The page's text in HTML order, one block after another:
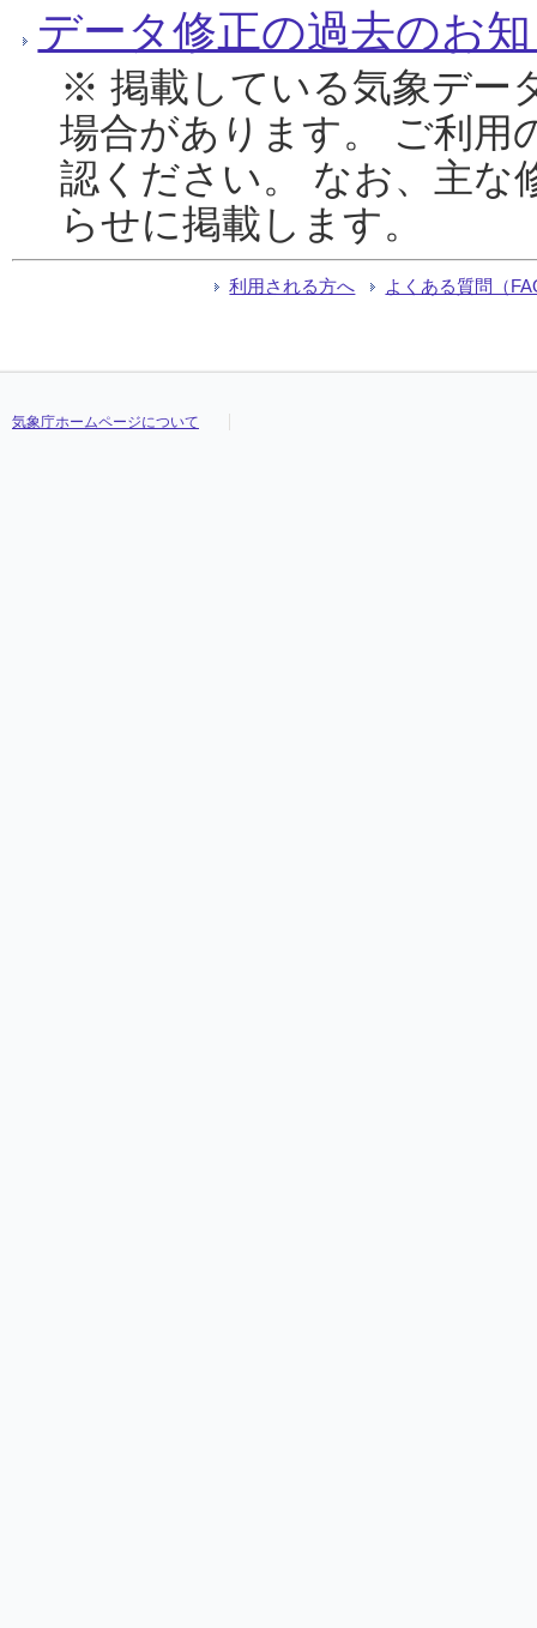
データ修正の過去のお
※ 掲載している気象デー
場合があります。 ご利用
認ください。 なお、主な
らせに掲載します。
利用される方へ よくある質問（
気象庁ホームページについて